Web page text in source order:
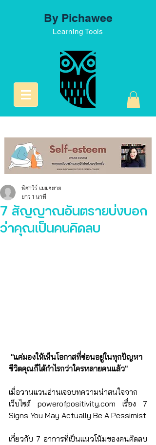
By Pichawee
Learning Tools
7 สัญญาณอันตรายบ่งบอก
ว่าคุณเป็นคนคิดลบ
พิชาวีร์ เมฆขยาย
ยาว 1 นาที
"แค่มองให้เห็นโอกาสที่ซ่อนอยู่ในทุกปัญหา
ชีวิตคุณก็ได้กำไรกว่าใครหลายคนแล้ว"
เมื่อวานแวนอ่านเจอบทความน่าสนใจจาก
เว็บไซต์ powerofpositivity.com เรื่อง 7
Signs You May Actually Be A Pessimist
เกี่ยวกับ 7 อาการที่เป็นแนวโน้มของคนคิดลบ